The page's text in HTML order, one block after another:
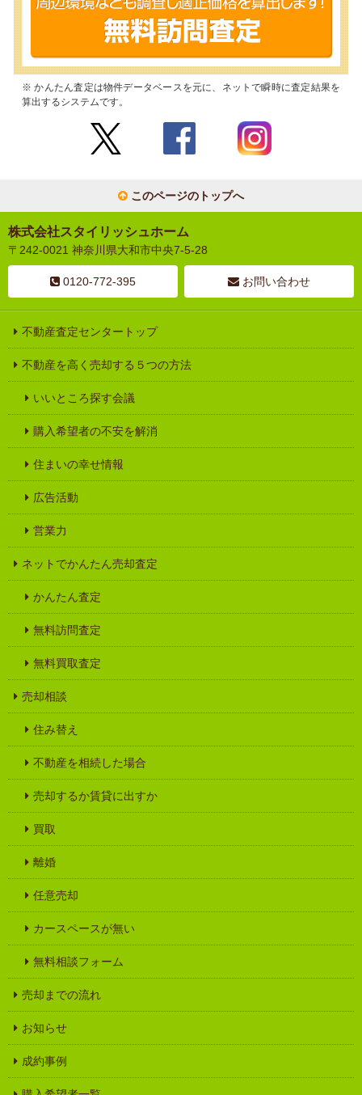
※ かんたん査定は物件データベースを元に、ネットで瞬時に査定結果を
算出するシステムです。
このページのトップへ
株式会社スタイリッシュホーム
〒242-0021 神奈川県大和市中央7-5-28
0120-772-395 お問い合わせ
不動産査定センタートップ
不動産を高く売却する５つの方法
いいところ探す会議
購入希望者の不安を解消
住まいの幸せ情報
広告活動
営業力
ネットでかんたん売却査定
かんたん査定
無料訪問査定
無料買取査定
売却相談
住み替え
不動産を相続した場合
売却するか賃貸に出すか
買取
離婚
任意売却
カースペースが無い
無料相談フォーム
売却までの流れ
お知らせ
成約事例